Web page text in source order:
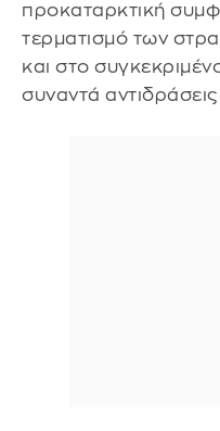
προκαταρκτική
τερματισμό των
και στο
συναντά